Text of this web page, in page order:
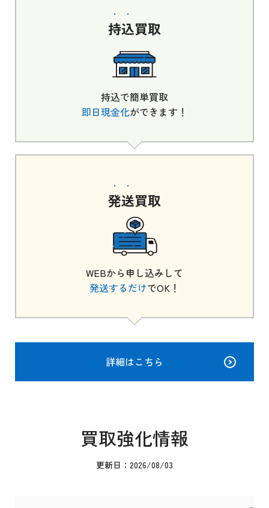
持込買取
持込で簡単買取
即日現金化ができます！
発送買取
WEBから申し込みして
発送するだけでOK！
詳細はこちら
買取強化情報
更新日：2026/08/03